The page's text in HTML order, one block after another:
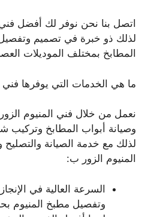
اتصل بنا نحن نوفر لك أفضل
لذلك ذو خبرة في تصميم وتفصيل
المطابخ بمختلف الموديلات
ما هي الخدمات التي يوفرها فني
نعمل من خلال فني المنيوم
وصيانة أبواب المطابخ وتركيب
لذلك مع خدمة الصيانة
المنيوم الزور ب:
السرعة العالية في
وتفصيل مطبخ المنيوم